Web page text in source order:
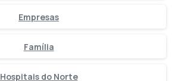
Empresas
Família
Hospitais do Norte